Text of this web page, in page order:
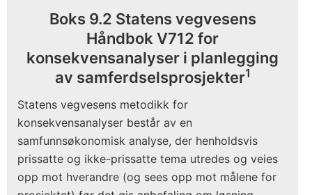
Boks 9.2 Statens vegvesens
Håndbok V712 for
konsekvensanalyser i planlegging
av samferdselsprosjekter1
Statens vegvesens metodikk for
konsekvensanalyser består av en
samfunnsøkonomisk analyse, der henholdsvis
prissatte og ikke-prissatte tema utredes og veies
opp mot hverandre (og sees opp mot målene for